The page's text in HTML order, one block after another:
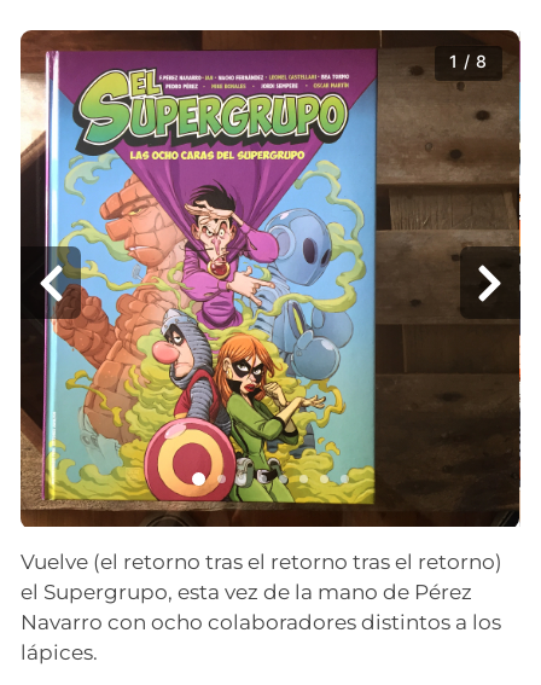
1 / 8
Vuelve (el retorno tras el retorno tras el retorno)
el Supergrupo, esta vez de la mano de Pérez
Navarro con ocho colaboradores distintos a los
lápices.